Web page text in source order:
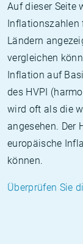
Auf dieser Seite
Inflationszahlen
Ländern
vergleichen
Inflation auf
des HVPI
wird oft als die
angesehen. Der
europäische
können.
Überprüfen Sie